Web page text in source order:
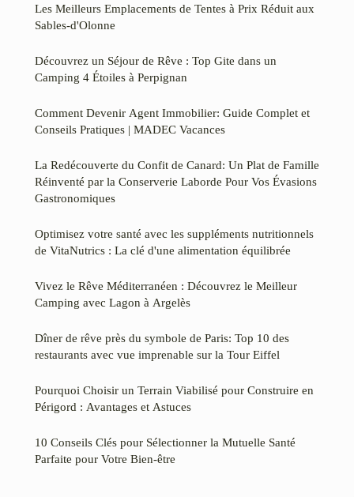
Les Meilleurs Emplacements de Tentes à Prix Réduit aux
Sables-d'Olonne
Découvrez un Séjour de Rêve : Top Gite dans un
Camping 4 Étoiles à Perpignan
Comment Devenir Agent Immobilier: Guide Complet et
Conseils Pratiques | MADEC Vacances
La Redécouverte du Confit de Canard: Un Plat de Famille
Réinventé par la Conserverie Laborde Pour Vos Évasions
Gastronomiques
Optimisez votre santé avec les suppléments nutritionnels
de VitaNutrics : La clé d'une alimentation équilibrée
Vivez le Rêve Méditerranéen : Découvrez le Meilleur
Camping avec Lagon à Argelès
Dîner de rêve près du symbole de Paris: Top 10 des
restaurants avec vue imprenable sur la Tour Eiffel
Pourquoi Choisir un Terrain Viabilisé pour Construire en
Périgord : Avantages et Astuces
10 Conseils Clés pour Sélectionner la Mutuelle Santé
Parfaite pour Votre Bien-être